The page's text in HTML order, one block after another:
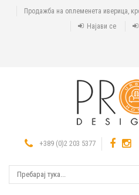
Продажба на оплеменета иверица,
Најави се
+389 (0)2 203 5377